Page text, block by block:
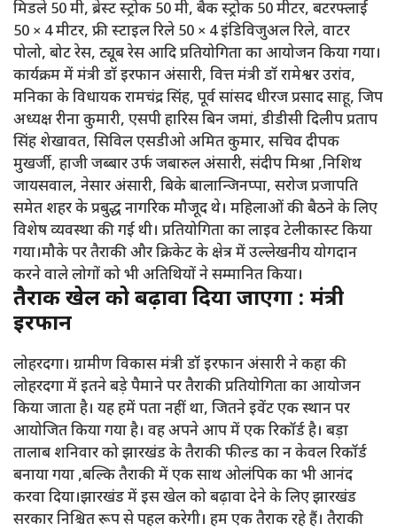
मिडले 50 मी, ब्रेस्ट स्ट्रोक 50 मी, बैक स्ट्रोक 50 मीटर, बटरफ्लाई
50 × 4 मीटर, फ्री स्टाइल रिले 50 × 4 इंडिविजुअल रिले, वाटर
पोलो, बोट रेस, ट्यूब रेस आदि प्रतियोगिता का आयोजन किया गया।
कार्यक्रम में मंत्री डॉ इरफान अंसारी, वित्त मंत्री डॉ रामेश्वर उरांव,
मनिका के विधायक रामचंद्र सिंह, पूर्व सांसद धीरज प्रसाद साहू, जिप
अध्यक्ष रीना कुमारी, एसपी हारिस बिन जमां, डीडीसी दिलीप प्रताप
सिंह शेखावत, सिविल एसडीओ अमित कुमार, सचिव दीपक
मुखर्जी, हाजी जब्बार उर्फ जबारुल अंसारी, संदीप मिश्रा ,निशिथ
जायसवाल, नेसार अंसारी, बिके बालान्जिनप्पा, सरोज प्रजापति
समेत शहर के प्रबुद्ध नागरिक मौजूद थे। महिलाओं की बैठने के लिए
विशेष व्यवस्था की गई थी। प्रतियोगिता का लाइव टेलीकास्ट किया
गया।मौके पर तैराकी और क्रिकेट के क्षेत्र में उल्लेखनीय योगदान
करने वाले लोगों को भी अतिथियों ने सम्मानित किया।
तैराकी खेल को बढ़ावा दिया जाएगा : मंत्री
इरफान
लोहरदगा। ग्रामीण विकास मंत्री डॉ इरफान अंसारी ने कहा की
लोहरदगा में इतने बड़े पैमाने पर तैराकी प्रतियोगिता का आयोजन
किया जाता है। यह हमें पता नहीं था, जितने इवेंट एक स्थान पर
आयोजित किया गया है। वह अपने आप में एक रिकॉर्ड है। बड़ा
तालाब शनिवार को झारखंड के तैराकी फील्ड का न केवल रिकॉर्ड
बनाया गया ,बल्कि तैराकी में एक साथ ओलंपिक का भी आनंद
करवा दिया।झारखंड में इस खेल को बढ़ावा देने के लिए झारखंड
सरकार निश्चित रूप से पहल करेगी। हम एक तैराक रहे हैं। तैराकी